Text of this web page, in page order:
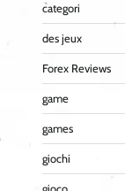
categori
des jeux
Forex Reviews
game
games
giochi